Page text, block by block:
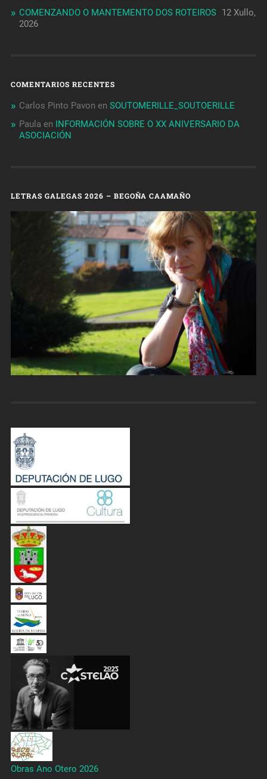
COMENZANDO O MANTEMENTO DOS ROTEIROS 12 Xullo,
2026
COMENTARIOS RECENTES
Carlos Pinto Pavon en SOUTOMERILLE_SOUTOERILLE
Paula en INFORMACIÓN SOBRE O XX ANIVERSARIO DA
ASOCIACIÓN
LETRAS GALEGAS 2026 – BEGOÑA CAAMAÑO
Obras Ano Otero 2026